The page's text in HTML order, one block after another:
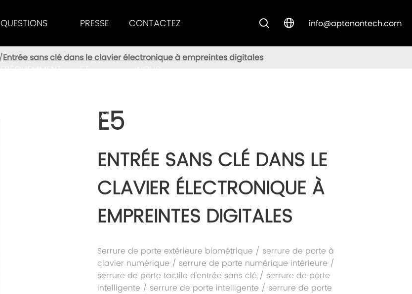
QUESTIONS PRESSE
MÉDIAS
CONTACTEZ   info@aptenontech.com
Entrée sans clé dans le clavier électronique à empreintes digitales
E5
ENTRÉE SANS CLÉ DANS LE
CLAVIER ÉLECTRONIQUE À
EMPREINTES DIGITALES
Serrure de porte extérieure biométrique / serrure de porte à
clavier numérique / serrure de porte numérique intérieure /
serrure de porte tactile d'entrée sans clé / serrure de porte
intelligente / serrure de porte intelligente / serrure de porte